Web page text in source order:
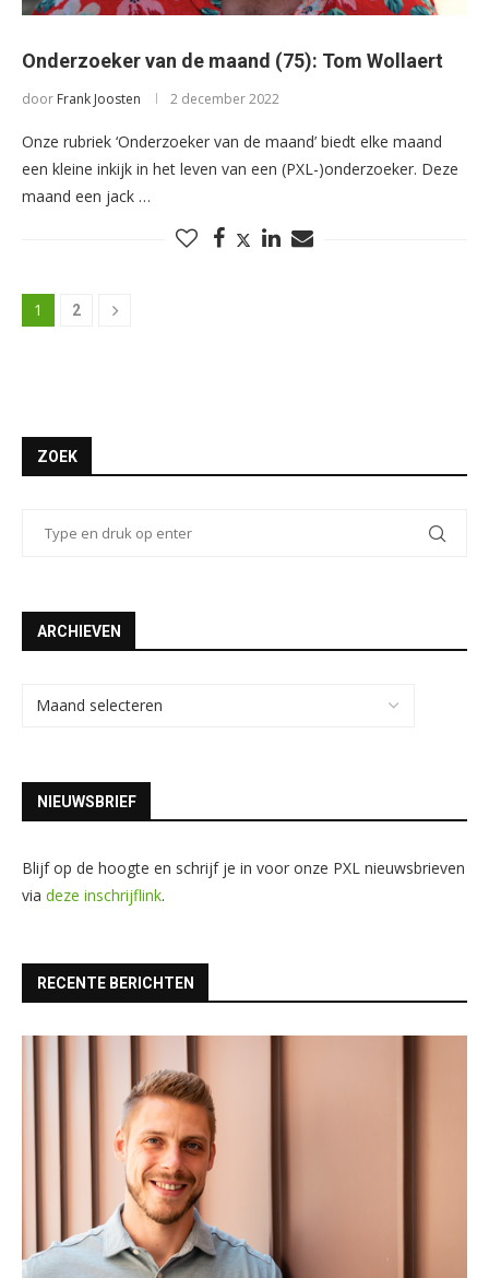
Onderzoeker van de maand (75): Tom Wollaert
door Frank Joosten 2 december 2022
Onze rubriek ‘Onderzoeker van de maand’ biedt elke maand
een kleine inkijk in het leven van een (PXL-)onderzoeker. Deze
maand een jack …
1 2
ZOEK
ARCHIEVEN
NIEUWSBRIEF
Blijf op de hoogte en schrijf je in voor onze PXL nieuwsbrieven
via deze inschrijflink.
RECENTE BERICHTEN